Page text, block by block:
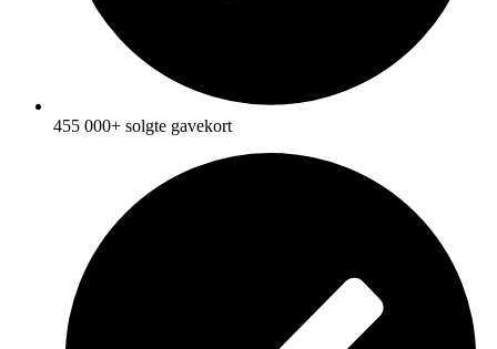
455 000+ solgte gavekort